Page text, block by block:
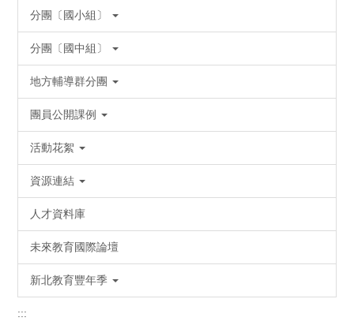
分團〔國小組〕
分團〔國中組〕
地方輔導群分團
團員公開課例
活動花絮
資源連結
人才資料庫
未來教育國際論壇
新北教育豐年季
:::